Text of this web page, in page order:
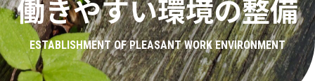
働きやすい環境の整備
ESTABLISHMENT OF PLEASANT WORK ENVIRONMENT